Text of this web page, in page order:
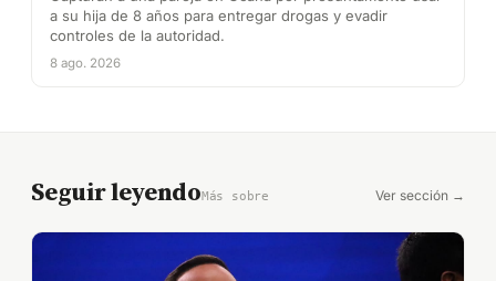
a su hija de 8 años para entregar drogas y evadir
controles de la autoridad.
8 ago. 2026
Seguir leyendoMás sobre Ver sección →